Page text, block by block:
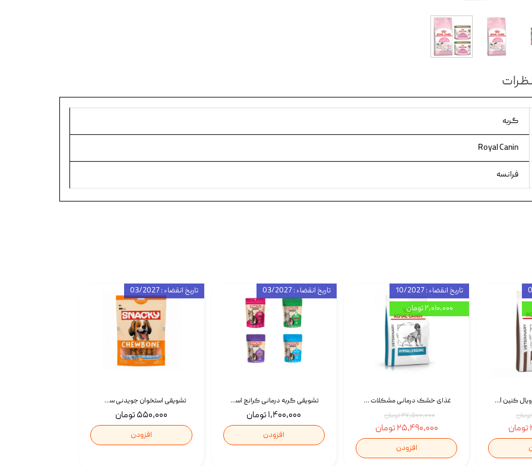
گربه
Royal Canin
فرانسه
تشویقی استخوان جویدنی سگ اسنکی کرانچی با طعم مرغ Snacky Crunchy Munchy وزن 100 گرم
۵۵۰,۰۰۰ تومان
افزودن
تاریخ انقضاء : 03/2027
تشویقی گربه درمانی کرانچ اسنکی با طعم میکس Snacky Crunch Cat Treats وزن 60 گرم بسته 4 عددی
۱,۴۰۰,۰۰۰ تومان
افزودن
تاریخ انقضاء : 03/2027
غذای خشک درمانی مشکلات گوارشی سگ رویال کنین Royal Canin Hypoallergenic وزن 7 کیلوگرم | پت استوک
۲۷,۵۰۰,۰۰۰ تومان
۲۵,۴۹۰,۰۰۰ تومان
افزودن
تاریخ انقضاء : 10/2027
۲,۰۱۰,۰۰۰ تومان
غذای خشک سگ رویال کنین Royal Canin Gastrointestinal وزن 7.5 کیلوگرم | پت استوک